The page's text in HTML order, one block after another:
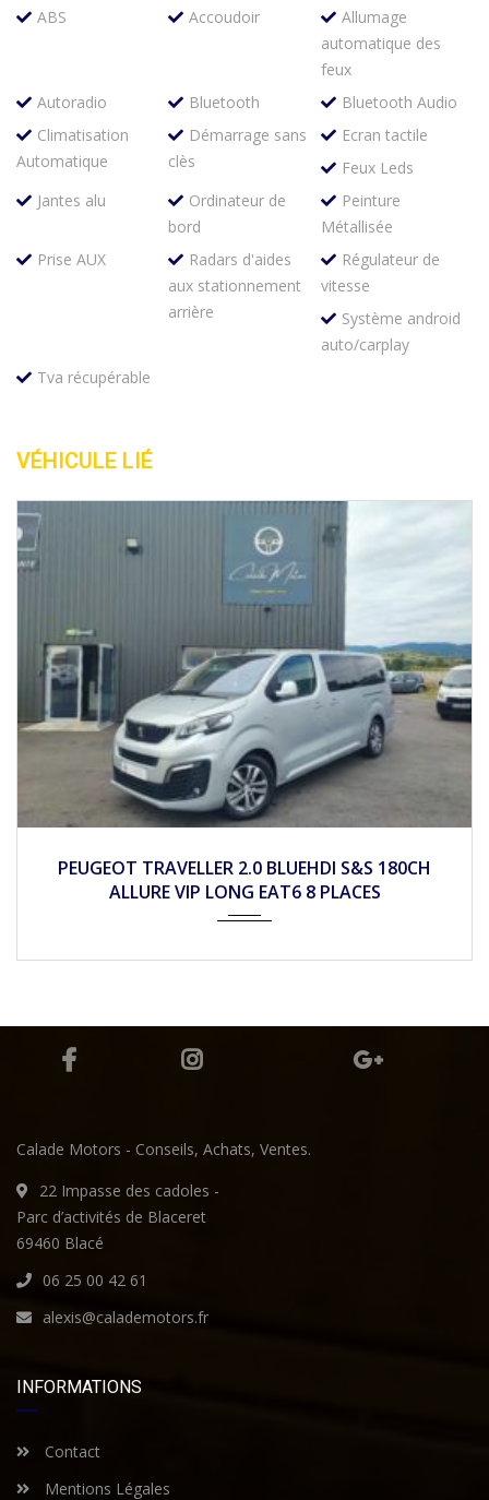
ABS Accoudoir
Allumage
automatique des
feux
Autoradio
Bluetooth
Bluetooth Audio
Climatisation
Automatique
Démarrage sans
clès
Ecran tactile
Feux Leds
Jantes alu
Ordinateur de
bord
Peinture
Métallisée
Prise AUX
Radars d'aides
aux stationnement
arrière
Régulateur de
vitesse
Système android
auto/carplay
Tva récupérable
VÉHICULE LIÉ
PEUGEOT PARTNER 1.6 BLEUHDI 100CH ACTIVE
BVM5
Calade Motors - Conseils, Achats, Ventes.
22 Impasse des cadoles -
Parc d’activités de Blaceret
69460 Blacé
06 25 00 42 61
alexis@calademotors.fr
INFORMATIONS
Contact
Mentions Légales